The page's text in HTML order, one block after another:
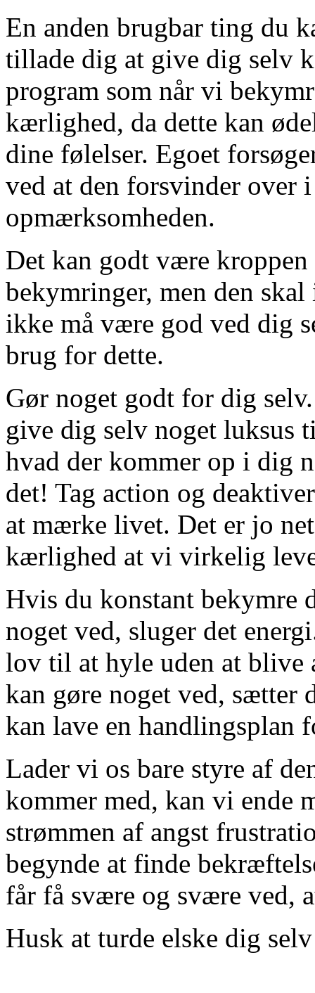
En anden brugbar ting du
tillade dig at give dig selv
program som når vi
kærlighed, da dette kan
dine følelser. Egoet
ved at den forsvinder over
opmærksomheden.
Det kan godt være kroppen
bekymringer, men den
ikke må være god ved dig
brug for dette.
Gør noget godt for dig
give dig selv noget luksus
hvad der kommer op i dig
det! Tag action og
at mærke livet. Det er jo
kærlighed at vi virkelig
Hvis du konstant bekymre
noget ved, sluger det
lov til at hyle uden at blive
kan gøre noget ved, sætter
kan lave en handlingsplan
Lader vi os bare styre af
kommer med, kan vi ende
strømmen af angst
begynde at finde
får få svære og svære ved,
Husk at turde elske dig